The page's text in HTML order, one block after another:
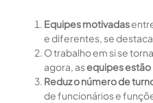
Equipes motivadas
e diferentes, se
O trabalho em si se
agora, asequipes
Reduz o número de
de funcionários e